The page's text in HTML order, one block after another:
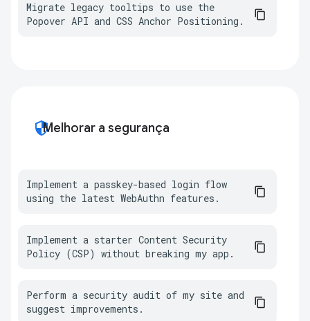
Migrate legacy tooltips to use the
Popover API and CSS Anchor Positioning.
securityMelhorar a segurança
Implement a passkey-based login flow
using the latest WebAuthn features.
Implement a starter Content Security
Policy (CSP) without breaking my app.
Perform a security audit of my site and
suggest improvements.